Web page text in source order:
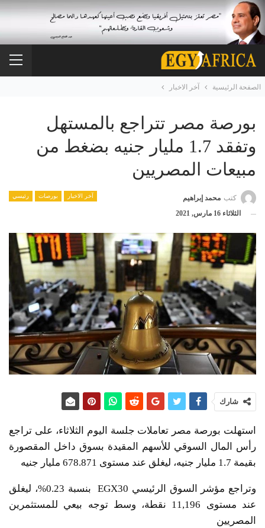
الصفحة الرئيسية آخر الاخبار
بورصة مصر تتراجع بالمستهل
وتفقد 1.7 مليار جنيه بضغط من
مبيعات المصريين
آخر الاخبار بورصات رئيسي كتب محمد إبراهيم
الثلاثاء 16 مارس, 2021
شارك
استهلت بورصة مصر تعاملات جلسة اليوم الثلاثاء، على تراجع
رأس المال السوقي للأسهم المقيدة بسوق داخل المقصورة
بقيمة 1.7 مليار جنيه، ليغلق عند مستوى 678.871 مليار جنيه
وتراجع مؤشر السوق الرئيسي EGX30 بنسبة 0.23%، ليغلق
عند مستوى 11,196 نقطة، وسط توجه بيعي للمستثمرين
المصريين